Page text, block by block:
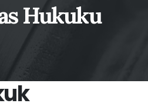
Hukuku